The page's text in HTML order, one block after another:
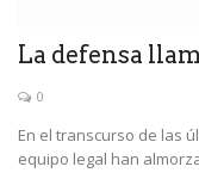
La defensa
0
En el transcurso de las
equipo legal han